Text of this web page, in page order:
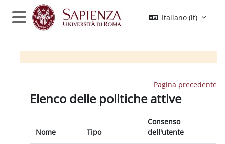
Vai al contenuto principale
Pannello laterale
Italiano ‎(it)‎
Pagina precedente
Elenco delle politiche attive
Nome Tipo
Consenso
dell'utente